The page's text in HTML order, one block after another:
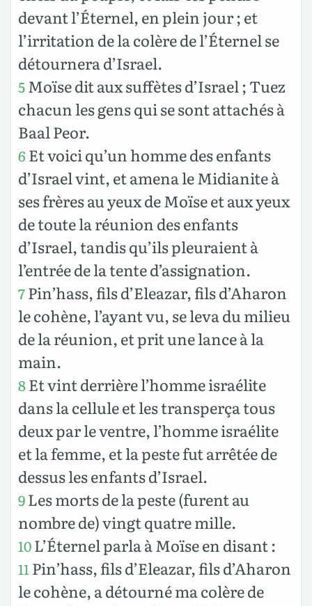
devant l’Éternel, en plein jour ; et
l’irritation de la colère de l’Éternel se
détournera d’Israel.
5Moïse dit aux suffètes d’Israel ; Tuez
chacun les gens qui se sont attachés à
Baal Peor.
6 Et voici qu’un homme des enfants
d’Israel vint, et amena le Midianite à
ses frères au yeux de Moïse et aux yeux
de toute la réunion des enfants
d’Israel, tandis qu’ils pleuraient à
l’entrée de la tente d’assignation.
7Pin’hass, fils d’Eleazar, fils d’Aharon
le cohène, l’ayant vu, se leva du milieu
de la réunion, et prit une lance à la
main.
8Et vint derrière l’homme israélite
dans la cellule et les transperça tous
deux par le ventre, l’homme israélite
et la femme, et la peste fut arrêtée de
dessus les enfants d’Israel.
9Les morts de la peste (furent au
nombre de) vingt quatre mille.
10L’Éternel parla à Moïse en disant :
11 Pin’hass, fils d’Eleazar, fils d’Aharon
le cohène, a détourné ma colère de